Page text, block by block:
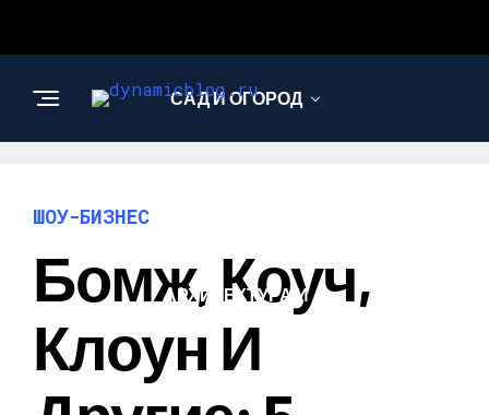
САД И ОГОРОД
АРХИТЕКТУРА И
ДИЗАЙН
ШОУ-БИЗНЕС
Бомж, Коуч,
Клоун И